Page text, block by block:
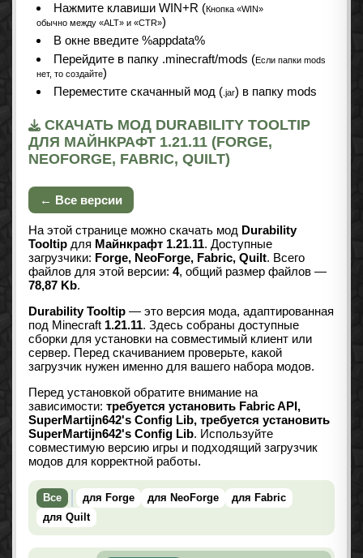
Нажмите клавиши WIN+R (Кнопка «WIN»
обычно между «ALT» и «CTR»)
В окне введите %appdata%
Перейдите в папку .minecraft/mods (Если папки mods
нет, то создайте)
Переместите скачанный мод ( .jar) в папку mods
СКАЧАТЬ МОД DURABILITY TOOLTIP
ДЛЯ МАЙНКРАФТ 1.21.11 (FORGE,
NEOFORGE, FABRIC, QUILT)
← Все версии
На этой странице можно скачать мод Durability
Tooltip для Майнкрафт 1.21.11. Доступные
загрузчики: Forge, NeoForge, Fabric, Quilt. Всего
файлов для этой версии: 4, общий размер файлов —
78,87 Kb.
Durability Tooltip — это версия мода, адаптированная
под Minecraft 1.21.11. Здесь собраны доступные
сборки для установки на совместимый клиент или
сервер. Перед скачиванием проверьте, какой
загрузчик нужен именно для вашего набора модов.
Перед установкой обратите внимание на
зависимости: требуется установить Fabric API,
SuperMartijn642's Config Lib, требуется установить
SuperMartijn642's Config Lib. Используйте
совместимую версию игры и подходящий загрузчик
модов для корректной работы.
Все для Forge для NeoForge
для Fabric
для Quilt